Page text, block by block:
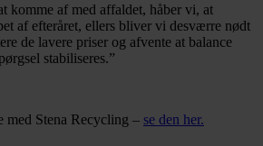
komme af med affaldet, håber vi, at
af efteråret, ellers bliver vi desværre nødt
de lavere priser og afvente at balance
stabiliseres.”
Stena Recycling – se den her.